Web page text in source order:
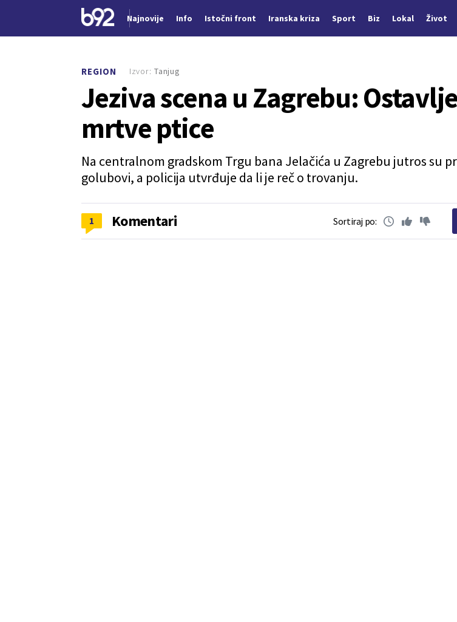
Najnovije Info Istočni front Iranska kriza Sport Biz Lokal Život
REGION
Jeziva scena u Zagrebu:
mrtve ptice
Na centralnom gradskom Trgu bana Jelačića u Zagrebu jutros su
golubovi, a policija utvrđuje da li je reč o trovanju.
Izvor: Tanjug
1 Komentari Sortiraj po: